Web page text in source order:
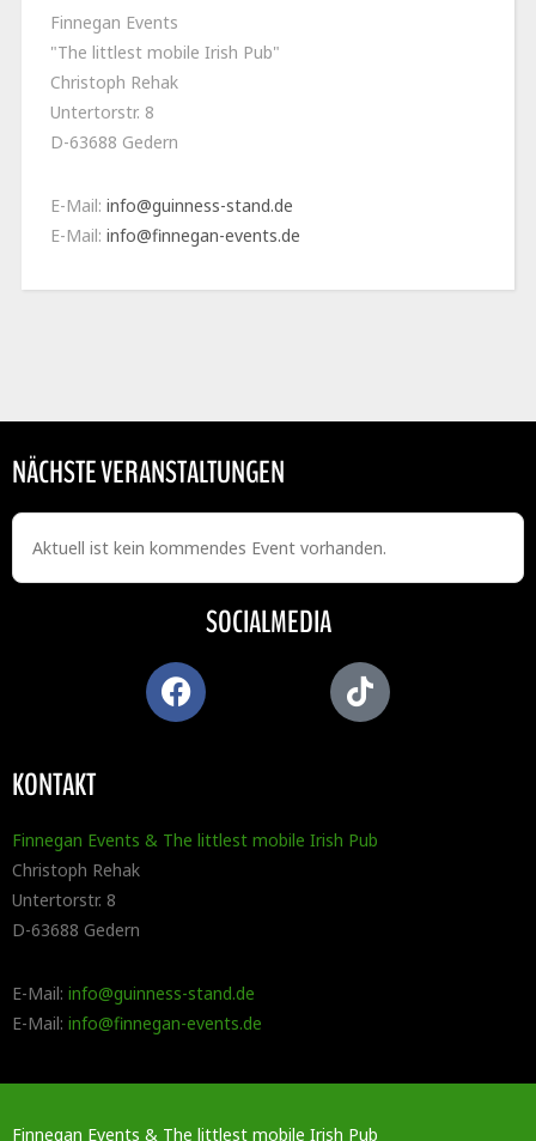
Finnegan Events
"The littlest mobile Irish Pub"
Christoph Rehak
Untertorstr. 8
D-63688 Gedern
E-Mail: info@guinness-stand.de
E-Mail: info@finnegan-events.de
NÄCHSTE VERANSTALTUNGEN
Aktuell ist kein kommendes Event vorhanden.
SOCIALMEDIA
KONTAKT
Finnegan Events & The littlest mobile Irish Pub
Christoph Rehak
Untertorstr. 8
D-63688 Gedern
E-Mail: info@guinness-stand.de
E-Mail: info@finnegan-events.de
Finnegan Events & The littlest mobile Irish Pub